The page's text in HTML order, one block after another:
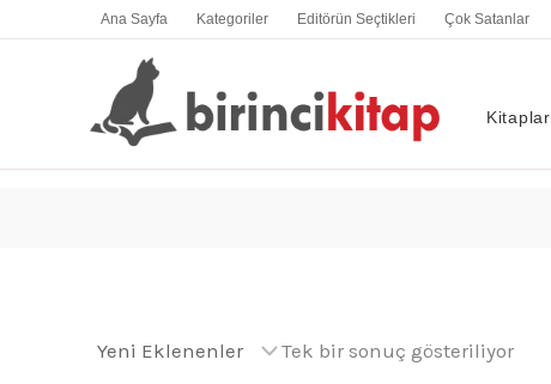
Ana Sayfa Kategoriler Editörün Seçtikleri Çok Satanlar
Kitaplar
Tek bir sonuç gösteriliyor